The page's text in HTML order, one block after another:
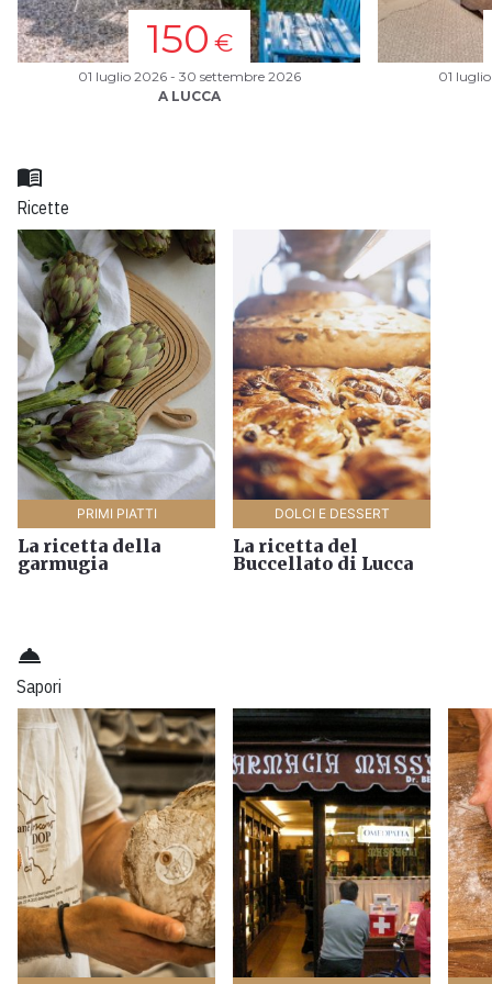
150 €
01 luglio 2026 - 30 settembre 2026
A LUCCA
01
menu_book
Ricette
La ricetta della
garmugia
PRIMI PIATTI
La ricetta del
Buccellato di Lucca
DOLCI E DESSERT
room_service
Sapori